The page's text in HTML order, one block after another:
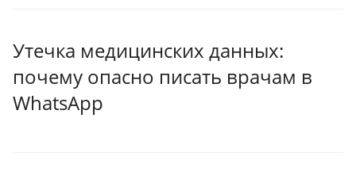
Утечка медицинских данных:
почему опасно писать врачам в
WhatsApp